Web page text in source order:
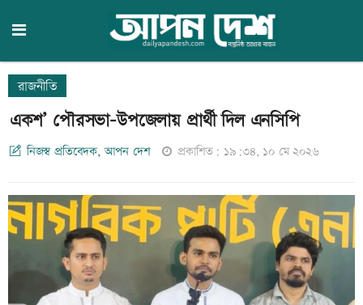
রাজনীতি
একশ’ পৌরসভা-উপজেলায় প্রার্থী দিল এনসিপি
নিজস্ব প্রতিবেদক, আপন দেশ প্রকাশিত: ১৯:৩৪, ১০ মে ২০২৬